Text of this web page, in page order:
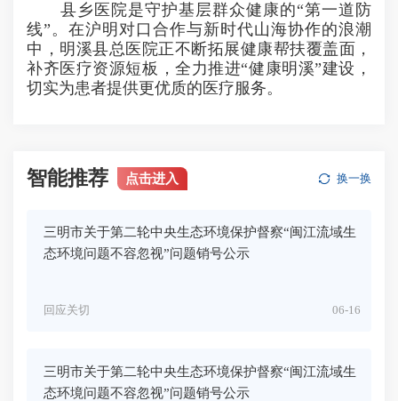
县乡医院是守护基层群众健康的“第一道防
线”。在沪明对口合作与新时代山海协作的浪潮
中，明溪县总医院正不断拓展健康帮扶覆盖面，
补齐医疗资源短板，全力推进“健康明溪”建设，
切实为患者提供更优质的医疗服务。
智能推荐 点击进入 换一换
三明市关于第二轮中央生态环境保护督察“闽江流域生
态环境问题不容忽视”问题销号公示
06-16
回应关切
三明市关于第二轮中央生态环境保护督察“闽江流域生
态环境问题不容忽视”问题销号公示